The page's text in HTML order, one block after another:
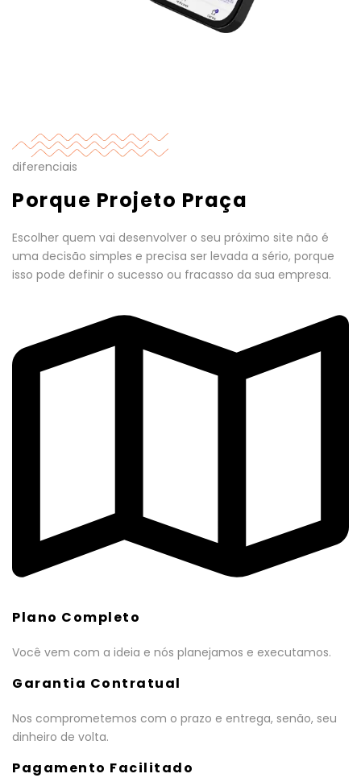
diferenciais
Porque Projeto Praça
Escolher quem vai desenvolver o seu próximo site não é
uma decisão simples e precisa ser levada a sério, porque
isso pode definir o sucesso ou fracasso da sua empresa.
Plano Completo
Você vem com a ideia e nós planejamos e executamos.
Garantia Contratual
Nos comprometemos com o prazo e entrega, senão, seu
dinheiro de volta.
Pagamento Facilitado